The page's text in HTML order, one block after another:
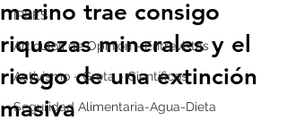
IPBES
Artículos de Opinión - Entrevistas
Activismo - Greta - Científicos
Seguridad Alimentaria-Agua-Dieta
marino trae consigo
riquezas minerales y el
riesgo de una extinción
masiva